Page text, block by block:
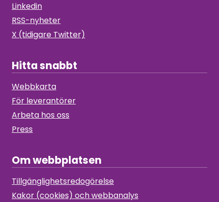
Linkedin
RSS-nyheter
X (tidigare Twitter)
Hitta snabbt
Webbkarta
För leverantörer
Arbeta hos oss
Press
Om webbplatsen
Tillgänglighetsredogörelse
Kakor (cookies) och webbanalys